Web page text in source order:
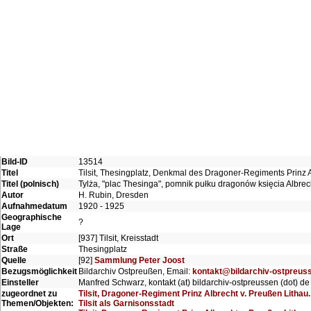
Bild-ID
13514
Titel
Tilsit, Thesingplatz, Denkmal des Dragoner-Regiments Prinz
Titel (polnisch)
Tylża, "plac Thesinga", pomnik pułku dragonów księcia
Autor
H. Rubin, Dresden
Aufnahmedatum
1920 - 1925
Geographische
Lage
?
Ort
[937] Tilsit, Kreisstadt
Straße
Thesingplatz
Quelle
[92] Sammlung Peter Joost
Bezugsmöglichkeit Bildarchiv Ostpreußen, Email: kontakt@bildarchiv-
Einsteller
Manfred Schwarz, kontakt (at) bildarchiv-ostpreussen (dot) de
zugeordnet zu
Themen/Objekten:
Tilsit, Dragoner-Regiment Prinz Albrecht v. Preußen Lithau.
Tilsit als Garnisonsstadt